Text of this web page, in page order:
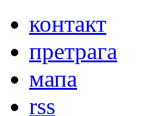
контакт
претрага
мапа
rss